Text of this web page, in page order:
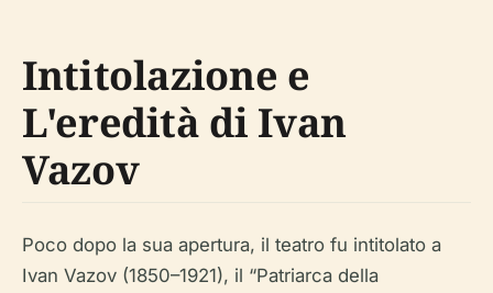
Intitolazione e
L'eredità di Ivan
Vazov
Poco dopo la sua apertura, il teatro fu intitolato a
Ivan Vazov (1850–1921), il “Patriarca della